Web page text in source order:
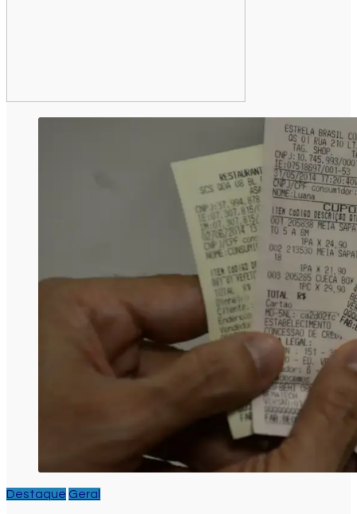
Destaque Geral